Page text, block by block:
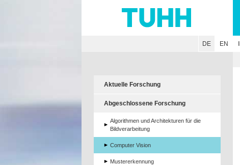
DE EN
Aktuelle Forschung
Abgeschlossene Forschung
Algorithmen und Architekturen für die
Bildverarbeitung
Computer Vision
Mustererkennung